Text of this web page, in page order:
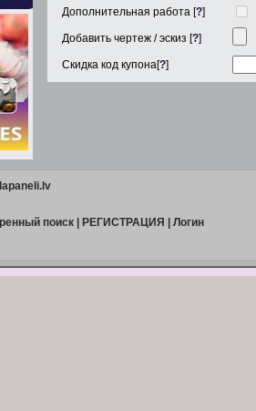
Дополнительная работа [?]
Добавить чертеж / эскиз [?]
Скидка код купона[?]
поиск| РЕГИСТРАЦИЯ Логин